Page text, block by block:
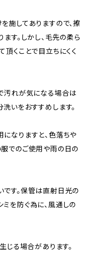
施してありますので、擦
す。しかし、毛先の柔ら
頂くことで目立ちにくく
汚れが気になる場合は
いをおすすめします。
なりますと、色落ちや
でのご使用や雨の日の
す。保管は直射日光の
を防ぐ為に、風通しの
じる場合があります。